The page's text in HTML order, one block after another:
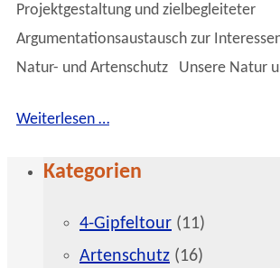
Projektgestaltung und zielbegleiteter
Argumentationsaustausch zur
Natur- und Artenschutz Unsere Natur
Weiterlesen …
Kategorien
4-Gipfeltour (11)
Artenschutz (16)